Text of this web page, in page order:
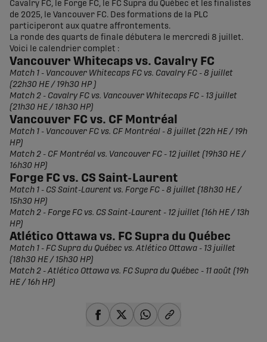
Cavalry FC, le Forge FC, le FC Supra du Québec et les finalistes
de 2025, le Vancouver FC. Des formations de la PLC
participeront aux quatre affrontements.
La ronde des quarts de finale débutera le mercredi 8 juillet.
Voici le calendrier complet :
Vancouver Whitecaps vs. Cavalry FC
Match 1 - Vancouver Whitecaps FC vs. Cavalry FC - 8 juillet
(22h30 HE / 19h30 HP )
Match 2 - Cavalry FC vs. Vancouver Whitecaps FC - 13 juillet
(21h30 HE / 18h30 HP)
Vancouver FC vs. CF Montréal
Match 1 - Vancouver FC vs. CF Montréal - 8 juillet (22h HE / 19h
HP)
Match 2 - CF Montréal vs. Vancouver FC - 12 juillet (19h30 HE /
16h30 HP)
Forge FC vs. CS Saint-Laurent
Match 1 - CS Saint-Laurent vs. Forge FC - 8 juillet (18h30 HE /
15h30 HP)
Match 2 - Forge FC vs. CS Saint-Laurent - 12 juillet (16h HE / 13h
HP)
Atlético Ottawa vs. FC Supra du Québec
Match 1 - FC Supra du Québec vs. Atlético Ottawa - 13 juillet
(18h30 HE / 15h30 HP)
Match 2 - Atlético Ottawa vs. FC Supra du Québec - 11 août (19h
HE / 16h HP)